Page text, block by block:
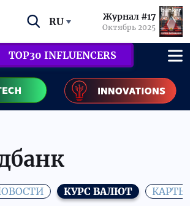
RU Журнал #17
Октябрь 2025
TOP30 INFLUENCERS
КУРС ВАЛЮТ КАРТЫ